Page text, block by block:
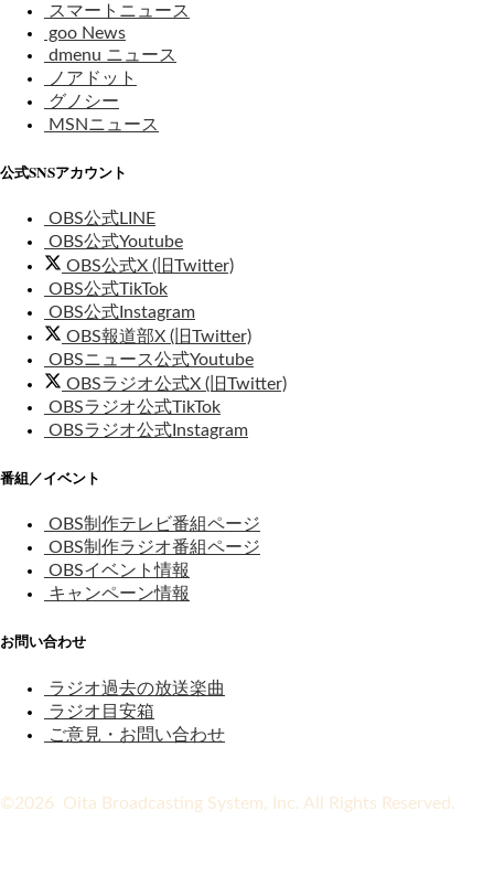
スマートニュース
goo News
dmenu ニュース
ノアドット
グノシー
MSNニュース
公式SNSアカウント
OBS公式LINE
OBS公式Youtube
OBS公式X (旧Twitter)
OBS公式TikTok
OBS公式Instagram
OBS報道部X (旧Twitter)
OBSニュース公式Youtube
OBSラジオ公式X (旧Twitter)
OBSラジオ公式TikTok
OBSラジオ公式Instagram
番組／イベント
OBS制作テレビ番組ページ
OBS制作ラジオ番組ページ
OBSイベント情報
キャンペーン情報
お問い合わせ
ラジオ過去の放送楽曲
ラジオ目安箱
ご意見・お問い合わせ
©2026 Oita Broadcasting System, Inc. All Rights Reserved.